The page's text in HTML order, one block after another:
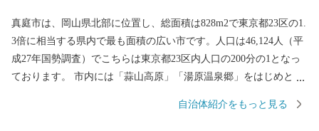
真庭市は、岡山県北部に位置し、総面積は828m2で東京都23区の1.
3倍に相当する県内で最も面積の広い市です。人口は46,124人（平
成27年国勢調査）でこちらは東京都23区内人口の200分の1となっ
ております。 市内には「蒜山高原」「湯原温泉郷」をはじめとす
いった豊富な歴史遺産や観光資源があり多くの観光客で賑わって
自治体紹介をもっと見る